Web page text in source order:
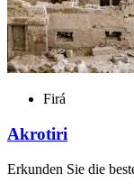
Firá
Akrotiri
Erkunden Sie die